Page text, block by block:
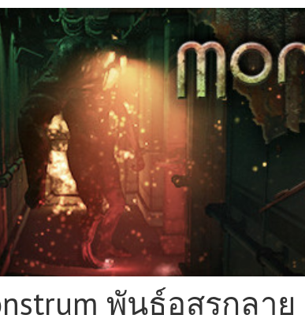
พันธุ์อสูรกลาย